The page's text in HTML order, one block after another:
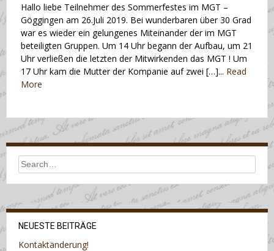
Hallo liebe Teilnehmer des Sommerfestes im MGT –
Göggingen am 26.Juli 2019. Bei wunderbaren über 30 Grad
war es wieder ein gelungenes Miteinander der im MGT
beteiligten Gruppen. Um 14 Uhr begann der Aufbau, um 21
Uhr verließen die letzten der Mitwirkenden das MGT ! Um
17 Uhr kam die Mutter der Kompanie auf zwei […]... Read
More
NEUESTE BEITRÄGE
Kontaktänderung!